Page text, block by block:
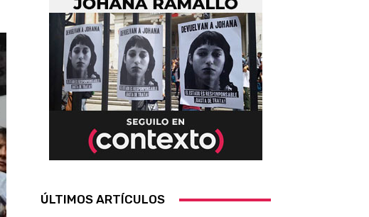
ÚLTIMOS ARTÍCULOS